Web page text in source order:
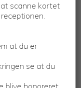
til venstre til
at scanne kortet
at du er
se at du
blive honoreret